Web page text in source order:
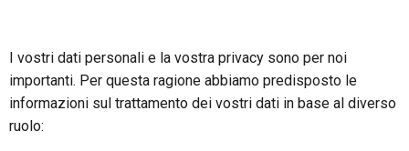
I vostri dati personali e la vostra privacy sono per noi
importanti. Per questa ragione abbiamo predisposto le
informazioni sul trattamento dei vostri dati in base al diverso
ruolo: